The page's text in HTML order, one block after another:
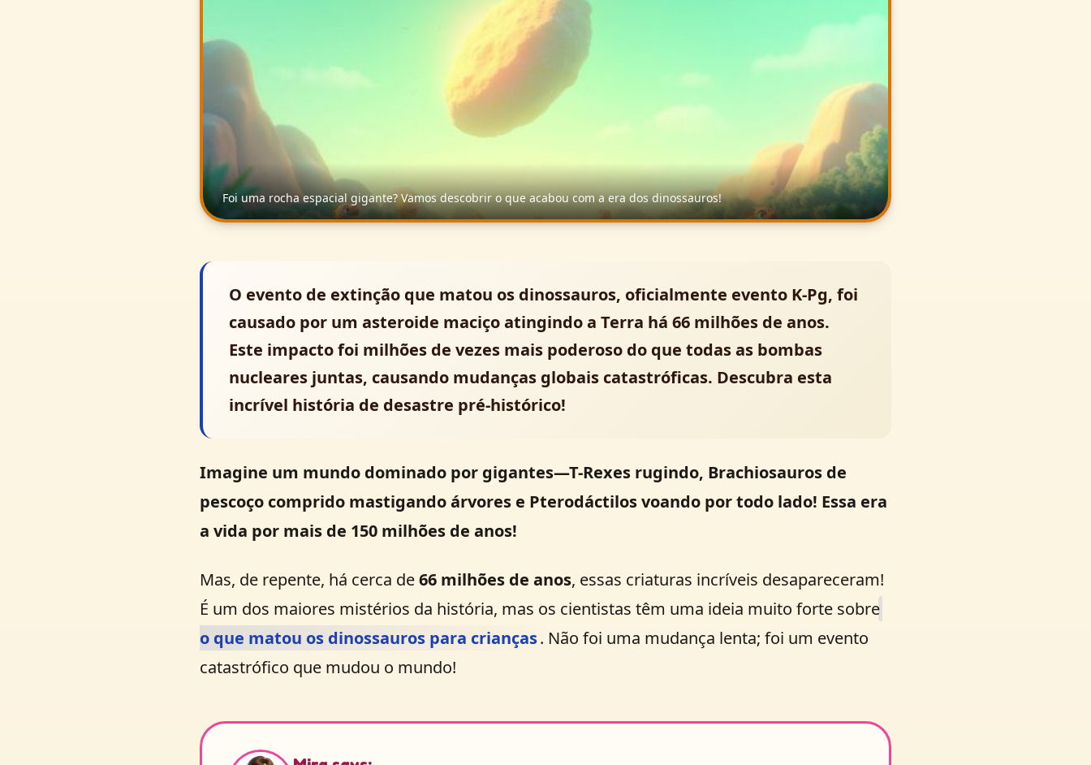
Foi uma rocha espacial gigante? Vamos descobrir o que acabou com a era dos dinossauros!
O evento de extinção que matou os dinossauros, oficialmente evento K-Pg, foi
causado por um asteroide maciço atingindo a Terra há 66 milhões de anos.
Este impacto foi milhões de vezes mais poderoso do que todas as bombas
nucleares juntas, causando mudanças globais catastróficas. Descubra esta
incrível história de desastre pré-histórico!
Imagine um mundo dominado por gigantes—T-Rexes rugindo, Brachiosauros de
pescoço comprido mastigando árvores e Pterodáctilos voando por todo lado! Essa era
a vida por mais de 150 milhões de anos!
Mas, de repente, há cerca de66 milhões de anos, essas criaturas incríveis desapareceram!
É um dos maiores mistérios da história, mas os cientistas têm uma ideia muito forte sobre
o que matou os dinossauros para crianças. Não foi uma mudança lenta; foi um evento
catastrófico que mudou o mundo!
We respect your privacy. Unsubscribe anytime.